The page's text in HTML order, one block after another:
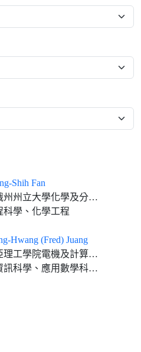
Shih Fan
物工程學系傑出大學講座教授、C. John Easton工程講座教授
科學、化學工程
Hwang (Fred) Juang
機及計算工程系摩托羅拉基金會講座教授
學、應用數學科學、通訊科學